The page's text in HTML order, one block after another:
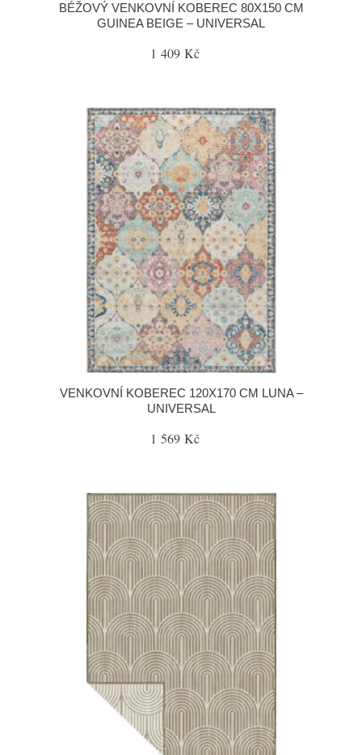
BÉŽOVÝ VENKOVNÍ KOBEREC 80X150 CM
GUINEA BEIGE – UNIVERSAL
1 409 Kč
VENKOVNÍ KOBEREC 120X170 CM LUNA –
UNIVERSAL
1 569 Kč